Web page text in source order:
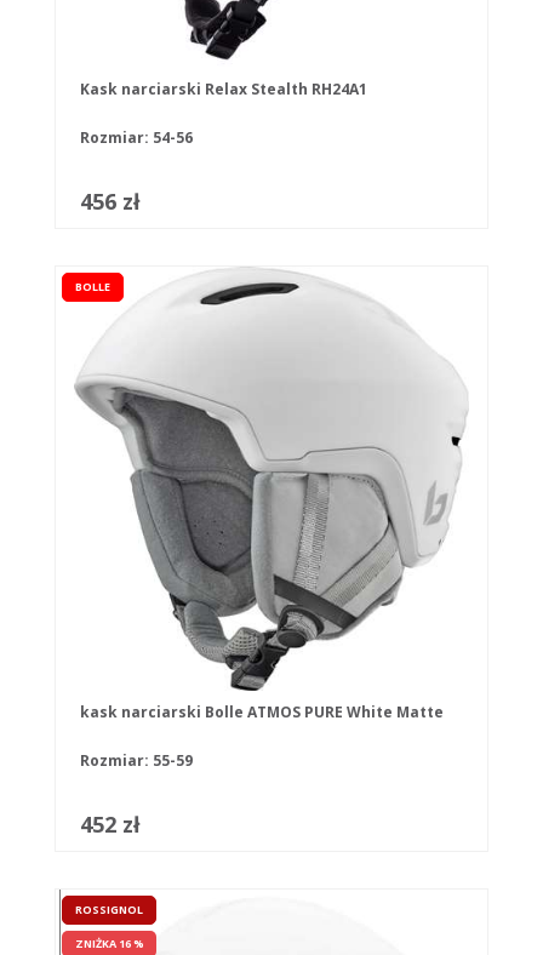
Kask narciarski Relax Stealth RH24A1
Rozmiar: 54-56
456 zł
BOLLE
kask narciarski Bolle ATMOS PURE White Matte
Rozmiar: 55-59
452 zł
ROSSIGNOL
ZNIŻKA 16 %